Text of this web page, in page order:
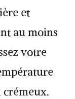
et
au moins
votre
crémeux.